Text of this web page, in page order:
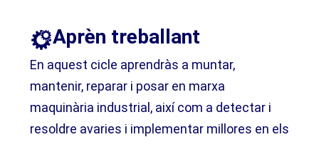
Aprèn treballant​
En aquest cicle aprendràs a muntar,
mantenir, reparar i posar en marxa
maquinària industrial, així com a detectar i
resoldre avaries i implementar millores en els